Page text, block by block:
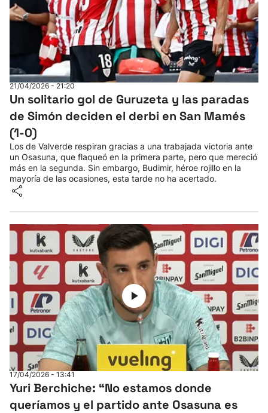
21/04/2026 - 21:20
Un solitario gol de Guruzeta y las paradas
de Simón deciden el derbi en San Mamés
(1-0)
Los de Valverde respiran gracias a una trabajada victoria ante
un Osasuna, que flaqueó en la primera parte, pero que mereció
más en la segunda. Sin embargo, Budimir, héroe rojillo en la
mayoría de las ocasiones, esta tarde no ha acertado.
17/04/2026 - 13:41
Yuri Berchiche: “No estamos donde
queríamos y el partido ante Osasuna es